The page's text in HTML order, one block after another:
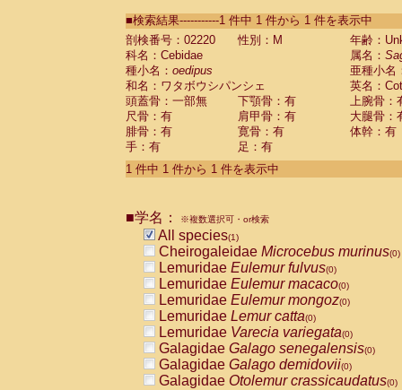
CebidaeSaguinus labiatus(0)
Cebidae Saguinus leucopus (0)
Cebidae
Cebidae
CebidaeSaguinus nigricollis (0)
Cebidae Saguinus oedipus
Cebidae Saguinus weddelli
Cebidae Saguinusspp.
Cebidae Aotus trivirgatus
Cebidae Cebus albifrons
CebidaeCebus nigrivittatus
CebidaeCebus
CebidaeSaimiri boliviensis(0)
CebidaeSaimiri sciureus(0)
AtelidaeAlouatta caraya(0)
AtelidaeAlouatta fusca(0)
AtelidaeAlouatta seniculus
AtelidaeAlouattaspp.(0)
AtelidaeAteles belzebuth(0)
AtelidaeAteles geoffroyi(0)
AtelidaeAteles paniscus(0)
■検索結果-----------1 件中 1 件から 1 件を表示中
剖検番号：02220
性別：M
年齢：
科名：Cebidae
属名：
種小名： oedipus
亜種小名
和名：ワタボウシパンシェ
英名：
頭蓋骨：一部無
下顎骨：有
上腕骨：
尺骨：有
肩甲骨：有
大腿骨：
腓骨：有
寛骨：有
体幹：有
手：有
足：有
1 件中 1 件から 1 件を表示中
■学名： ※複数選択可・or検索
All species(1)
Cheirogaleidae Microcebus murinus(0)
Lemuridae Eulemur fulvus(0)
Lemuridae Eulemur macaco(0)
Lemuridae Eulemur mongoz(0)
Lemuridae Lemur catta(0)
Lemuridae Varecia variegata(0)
Galagidae Galago senegalensis(0)
Galagidae Galago demidovii(0)
Galagidae Otolemur crassicaudatus(0)